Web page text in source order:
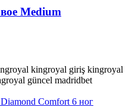
Medium
kingroyal giriş kingroyal
güncel madridbet